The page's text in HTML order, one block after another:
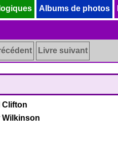
Albums de photos
Livre suivant
Clifton
Wilkinson
Albums de photos